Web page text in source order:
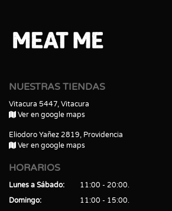
NUESTRAS TIENDAS
Vitacura 5447, Vitacura
Ver en google maps
Eliodoro Yañez 2819, Providencia
Ver en google maps
HORARIOS
Lunes a Sábado
11:00 - 20:00
Domingo
11:00 - 15:00